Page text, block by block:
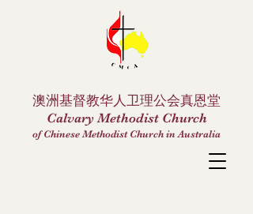
澳洲基督教华人卫理公会真恩堂
Calvary Methodist Church
of Chinese Methodist Church in Australia